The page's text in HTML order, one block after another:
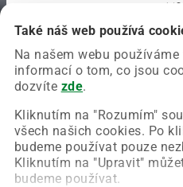
Také náš web používá
Na našem webu
informací o tom, co jsou
dozvíte zde.
Kliknutím na "Rozumím"
všech našich cookies. Po
budeme používat pouze
Kliknutím na "Upravit"
budeme používat.
Chyba nastala na naší
Zkuste prosím znovu
Obnovit stránku